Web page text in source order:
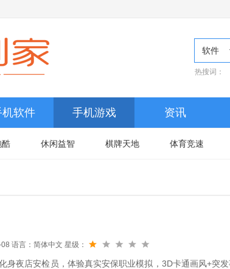
软件
热搜词：
机软件 手机游戏 资讯
酷 休闲益智 棋牌天地 体育竞速
语言：简体中文 星级：
身夜店安检员，体验真实安保职业模拟，3D卡通画风+突